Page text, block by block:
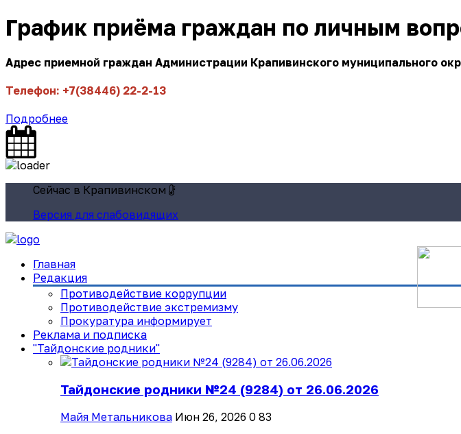
График приёма граждан по личным
Адрес приемной граждан Администрации Крапивинского муниципального
Телефон: +7(38446) 22-2-13
Подробнее
Сейчас в Крапивинском
Версия для слабовидящих
Главная
Редакция
Противодействие коррупции
Противодействие экстремизму
Прокуратура информирует
Реклама и подписка
"Тайдонские родники"
Тайдонские родники №24 (9284) от 26.06.2026
Майя Метальникова Июн 26, 2026 0 83